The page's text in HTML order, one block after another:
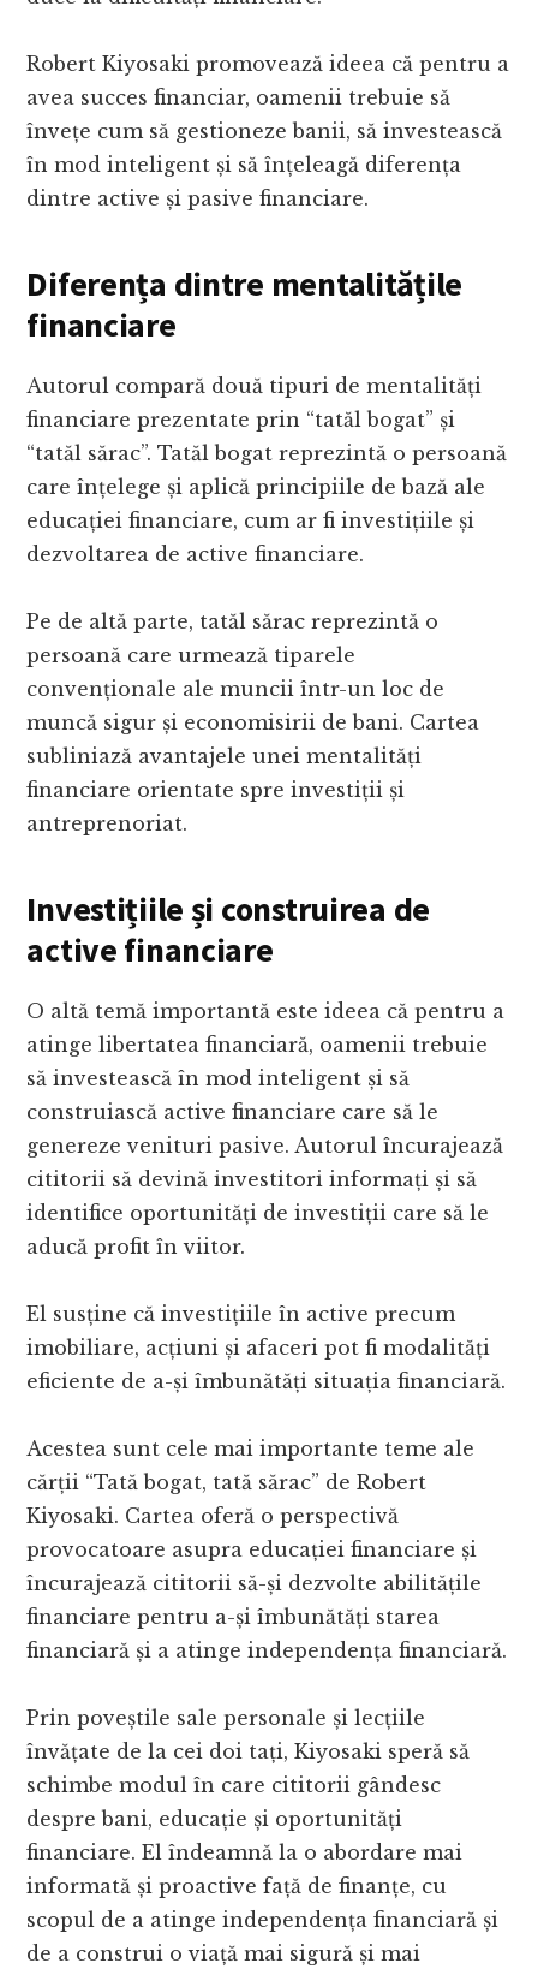
Robert Kiyosaki promovează ideea că pentru a
avea succes financiar, oamenii trebuie să
învețe cum să gestioneze banii, să investească
în mod inteligent și să înțeleagă diferența
dintre active și pasive financiare.
Diferența dintre mentalitățile
financiare
Autorul compară două tipuri de mentalități
financiare prezentate prin “tatăl bogat” și
“tatăl sărac”. Tatăl bogat reprezintă o persoană
care înțelege și aplică principiile de bază ale
educației financiare, cum ar fi investițiile și
dezvoltarea de active financiare.
Pe de altă parte, tatăl sărac reprezintă o
persoană care urmează tiparele
convenționale ale muncii într-un loc de
muncă sigur și economisirii de bani. Cartea
subliniază avantajele unei mentalități
financiare orientate spre investiții și
antreprenoriat.
Investițiile și construirea de
active financiare
O altă temă importantă este ideea că pentru a
atinge libertatea financiară, oamenii trebuie
să investească în mod inteligent și să
construiască active financiare care să le
genereze venituri pasive. Autorul încurajează
cititorii să devină investitori informați și să
identifice oportunități de investiții care să le
aducă profit în viitor.
El susține că investițiile în active precum
imobiliare, acțiuni și afaceri pot fi modalități
eficiente de a-și îmbunătăți situația financiară.
Acestea sunt cele mai importante teme ale
cărții “Tată bogat, tată sărac” de Robert
Kiyosaki. Cartea oferă o perspectivă
provocatoare asupra educației financiare și
încurajează cititorii să-și dezvolte abilitățile
financiare pentru a-și îmbunătăți starea
financiară și a atinge independența financiară.
Prin poveștile sale personale și lecțiile
învățate de la cei doi tați, Kiyosaki speră să
schimbe modul în care cititorii gândesc
despre bani, educație și oportunități
financiare. El îndeamnă la o abordare mai
informată și proactive față de finanțe, cu
scopul de a atinge independența financiară și
de a construi o viață mai sigură și mai